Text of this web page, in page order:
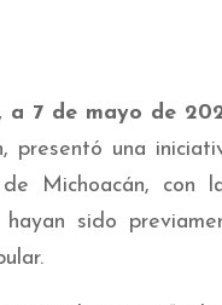
a 7 de mayo de
presentó una
Michoacán, con
hayan sido